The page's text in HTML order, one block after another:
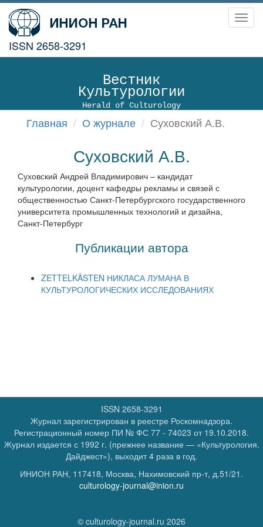
ISSN 2658-3291
Вестник
Культурологии
Herald of Culturology
Главная О журнале Суховский А.В.
Суховский А.В.
Суховский Андрей Владимирович – кандидат
культурологии, доцент кафедры рекламы и связей с
общественностью Санкт-Петербургского государственного
университета промышленных технологий и дизайна,
Санкт-Петербург
Публикации автора
ZETTELKÄSTEN НИКЛАСА ЛУМАНА В
КУЛЬТУРОЛОГИЧЕСКИХ ИССЛЕДОВАНИЯХ
ISSN 2658-3291
Журнал зарегистрирован в реестре Роскомнадзора.
Регистрационный номер ПИ № ФС 77 - 74023 от 19.10.2018.
Журнал издается с 1992 г. (прежнее название — «Культурология.
Дайджест»), выходит 4 раза в год.
ИНИОН РАН, 117418, Москва, Нахимовский пр-т, д.51/21.
culturology-journal@inion.ru
© culturology-journal.ru 2026